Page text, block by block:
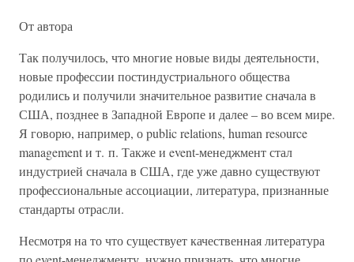
От автора
Так получилось, что многие новые виды деятельности,
новые профессии постиндустриального общества
родились и получили значительное развитие сначала в
США, позднее в Западной Европе и далее – во всем мире.
Я говорю, например, о public relations, human resource
management и т. п. Также и event-менеджмент стал
индустрией сначала в США, где уже давно существуют
профессиональные ассоциации, литература, признанные
стандарты отрасли.
Несмотря на то что существует качественная литература